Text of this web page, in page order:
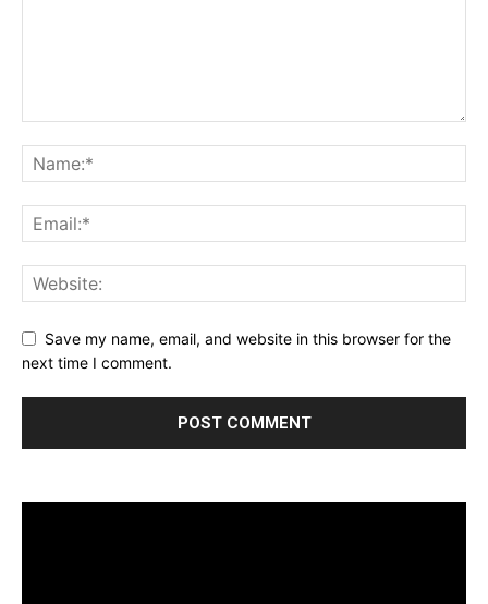
Save my name, email, and website in this browser for the
next time I comment.